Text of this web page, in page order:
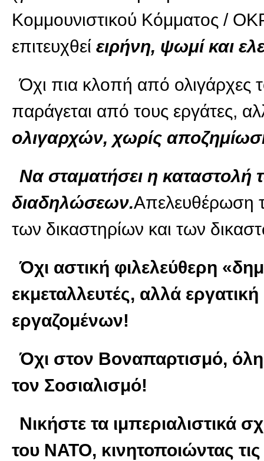
Κομμουνιστικού Κόμματος /
επιτευχθεί ειρήνη, ψωμί και
Όχι πια κλοπή από ολιγάρχες
παράγεται από τους εργάτες,
ολιγαρχών, χωρίς
Να σταματήσει η καταστολή
διαδηλώσεων.Απελευθέρωση
των δικαστηρίων και των
Όχι αστική φιλελεύθερη
εκμεταλλευτές, αλλά
εργαζομένων!
Όχι στον Βοναπαρτισμό, όλη
τον Σοσιαλισμό!
Νικήστε τα ιμπεριαλιστικά
του ΝΑΤΟ, κινητοποιώντας